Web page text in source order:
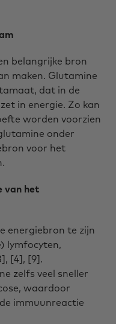
belangrijke bron
maken. Glutamine
dat in de
in energie. Zo kan
worden voorzien
onder
voor het
van het
energiebron te zijn
lymfocyten,
[4], [9].
zelfs veel sneller
waardoor
immuunreactie